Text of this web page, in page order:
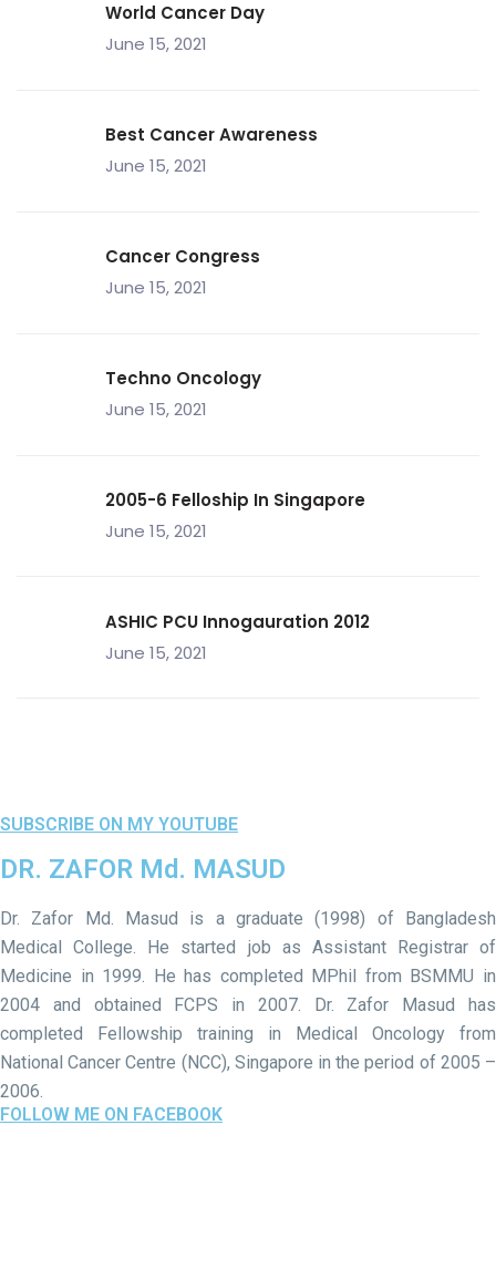
World Cancer Day
June 15, 2021
Best Cancer Awareness
June 15, 2021
Cancer Congress
June 15, 2021
Techno Oncology
June 15, 2021
2005-6 Felloship In Singapore
June 15, 2021
ASHIC PCU Innogauration 2012
June 15, 2021
SUBSCRIBE ON MY YOUTUBE
DR. ZAFOR Md. MASUD
Dr. Zafor Md. Masud is a graduate (1998) of Bangladesh
Medical College. He started job as Assistant Registrar of
Medicine in 1999. He has completed MPhil from BSMMU in
2004 and obtained FCPS in 2007. Dr. Zafor Masud has
completed Fellowship training in Medical Oncology from
National Cancer Centre (NCC), Singapore in the period of 2005 –
2006.
FOLLOW ME ON FACEBOOK